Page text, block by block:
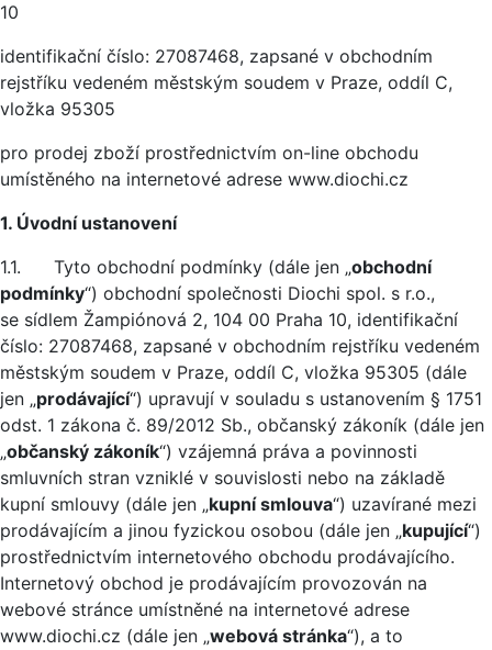
10
identifikační číslo: 27087468, zapsané v obchodním
rejstříku vedeném městským soudem v Praze, oddíl C,
vložka 95305
pro prodej zboží prostřednictvím on-line obchodu
umístěného na internetové adrese www.diochi.cz
1. Úvodní ustanovení
1.1. Tyto obchodní podmínky (dále jen „obchodní
podmínky“) obchodní společnosti Diochi spol. s r.o.,
se sídlem Žampiónová 2, 104 00 Praha 10, identifikační
číslo: 27087468, zapsané v obchodním rejstříku vedeném
městským soudem v Praze, oddíl C, vložka 95305 (dále
jen „prodávající“) upravují v souladu s ustanovením § 1751
odst. 1 zákona č. 89/2012 Sb., občanský zákoník (dále jen
„občanský zákoník“) vzájemná práva a povinnosti
smluvních stran vzniklé v souvislosti nebo na základě
kupní smlouvy (dále jen „kupní smlouva“) uzavírané mezi
prodávajícím a jinou fyzickou osobou (dále jen „kupující“)
prostřednictvím internetového obchodu prodávajícího.
Internetový obchod je prodávajícím provozován na
webové stránce umístněné na internetové adrese
www.diochi.cz (dále jen „webová stránka“), a to